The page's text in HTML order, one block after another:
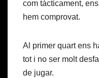
com tàcticament,
hem comprovat.
Al primer quart ens
tot i no ser molt
de jugar.